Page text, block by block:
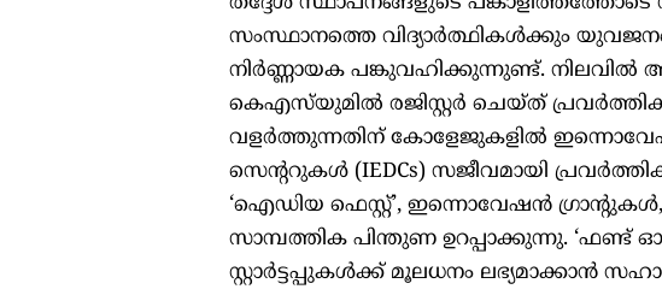
സംസ്ഥാനത്തെ വിദ്യാർത്ഥികൾക്കും
നിർണ്ണായക പങ്കുവഹിക്കുന്നുണ്ട്. നിലവിൽ
കെഎസ്‌യുമിൽ രജിസ്റ്റർ ചെയ്ത്
വളർത്തുന്നതിന് കോളേജുകളിൽ
സെന്ററുകൾ (IEDCs) സജീവമായി
‘ഐഡിയ ഫെസ്റ്റ്’, ഇന്നൊവേഷൻ
സാമ്പത്തിക പിന്തുണ ഉറപ്പാക്കുന്നു.
സ്റ്റാർട്ടപ്പുകൾക്ക് മൂലധനം ലഭ്യമാക്കാൻ